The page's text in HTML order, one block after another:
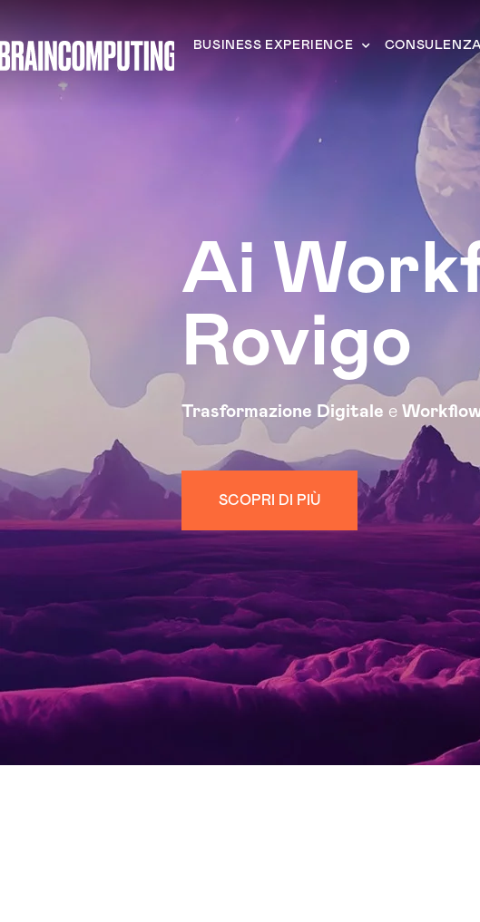
BUSINESS EXPERIENCE
Ai
Rovigo
Trasformazione Digitale e
SCOPRI DI PIÙ